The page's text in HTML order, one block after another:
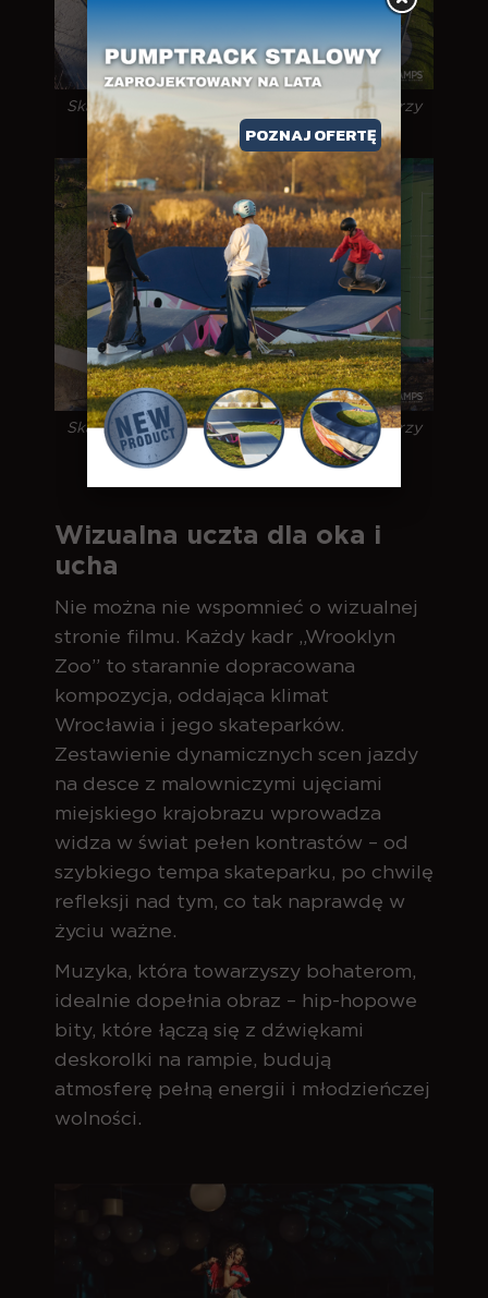
Skatepark betonowy - Wrocław ul. Ślężna przy
Wroclavii / 2021
Skatepark betonowy - Wrocław ul. Ślężna przy
Wroclavii / 2021
Wizualna uczta dla oka i
ucha
Nie można nie wspomnieć o wizualnej
stronie filmu. Każdy kadr „Wrooklyn
Zoo” to starannie dopracowana
kompozycja, oddająca klimat
Wrocławia i jego skateparków.
Zestawienie dynamicznych scen jazdy
na desce z malowniczymi ujęciami
miejskiego krajobrazu wprowadza
widza w świat pełen kontrastów – od
szybkiego tempa skateparku, po chwilę
refleksji nad tym, co tak naprawdę w
życiu ważne.
Muzyka, która towarzyszy bohaterom,
idealnie dopełnia obraz – hip-hopowe
bity, które łączą się z dźwiękami
deskorolki na rampie, budują
atmosferę pełną energii i młodzieńczej
wolności.
POZNAJ OFERTĘ